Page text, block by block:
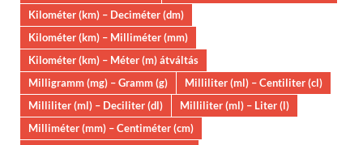
Kilométer (km) – Deciméter (dm)
Kilométer (km) – Milliméter (mm)
Kilométer (km) – Méter (m) átváltás
Milligramm (mg) – Gramm (g)
Milliliter (ml) – Centiliter (cl)
Milliliter (ml) – Deciliter (dl)
Milliliter (ml) – Liter (l)
Milliméter (mm) – Centiméter (cm)